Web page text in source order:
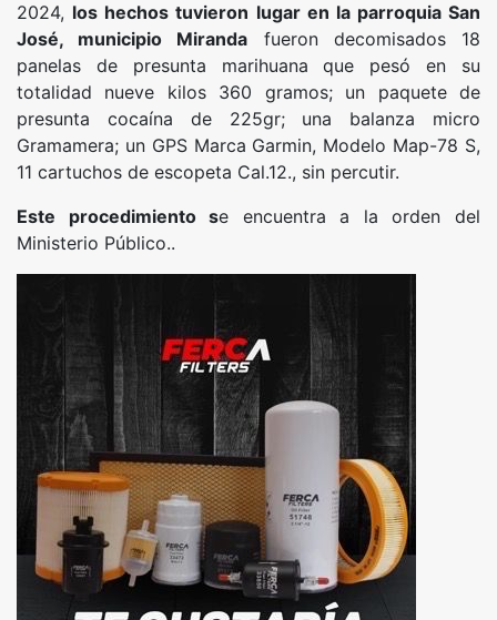
2024, los hechos tuvieron lugar en la parroquia San
José, municipio Miranda fueron decomisados 18
panelas de presunta marihuana que pesó en su
totalidad nueve kilos 360 gramos; un paquete de
presunta cocaína de 225gr; una balanza micro
Gramamera; un GPS Marca Garmin, Modelo Map-78 S,
11 cartuchos de escopeta Cal.12., sin percutir.
Este procedimiento se encuentra a la orden del
Ministerio Público..